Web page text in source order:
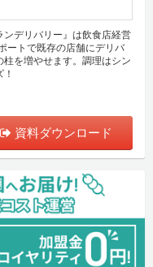
ンデリバリー』は飲食店経営
ートで既存の店舗にデリバ
を増やせます。調理はシン
資料ダウンロード